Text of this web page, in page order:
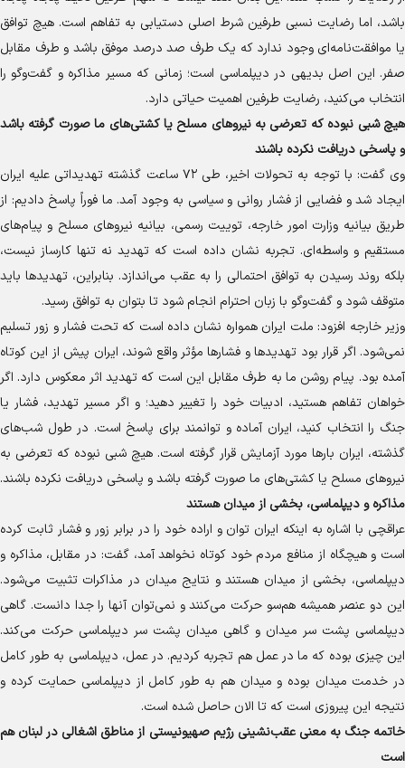
باشد، اما رضایت نسبی طرفین شرط اصلی دستیابی به تفاهم است. هیچ توافق
یا موافقت‌نامه‌ای وجود ندارد که یک طرف صد درصد موفق باشد و طرف مقابل
صفر. این اصل بدیهی در دیپلماسی است؛ زمانی که مسیر مذاکره و گفت‌و‌گو را
انتخاب می‌کنید، رضایت طرفین اهمیت حیاتی دارد.
هیچ شبی نبوده که تعرضی به نیرو‌های مسلح یا کشتی‌های ما صورت گرفته باشد
و پاسخی دریافت نکرده باشند
وی گفت: با توجه به تحولات اخیر، طی ۷۲ ساعت گذشته تهدیداتی علیه ایران
ایجاد شد و فضایی از فشار روانی و سیاسی به وجود آمد. ما فوراً پاسخ دادیم: از
طریق بیانیه وزارت امور خارجه، توییت رسمی، بیانیه نیرو‌های مسلح و پیام‌های
مستقیم و واسطه‌ای. تجربه نشان داده است که تهدید نه تنها کارساز نیست،
بلکه روند رسیدن به توافق احتمالی را به عقب می‌اندازد. بنابراین، تهدید‌ها باید
متوقف شود و گفت‌و‌گو با زبان احترام انجام شود تا بتوان به توافق رسید.
وزیر خارجه افزود: ملت ایران همواره نشان داده است که تحت فشار و زور تسلیم
نمی‌شود. اگر قرار بود تهدید‌ها و فشار‌ها مؤثر واقع شوند، ایران پیش از این کوتاه
آمده بود. پیام روشن ما به طرف مقابل این است که تهدید اثر معکوس دارد. اگر
خواهان تفاهم هستید، ادبیات خود را تغییر دهید؛ و اگر مسیر تهدید، فشار یا
جنگ را انتخاب کنید، ایران آماده و توانمند برای پاسخ است. در طول شب‌های
گذشته، ایران بار‌ها مورد آزمایش قرار گرفته است. هیچ شبی نبوده که تعرضی به
نیرو‌های مسلح یا کشتی‌های ما صورت گرفته باشد و پاسخی دریافت نکرده باشند.
مذاکره و دیپلماسی، بخشی از میدان هستند
عراقچی با اشاره به اینکه ایران توان و اراده خود را در برابر زور و فشار ثابت کرده
است و هیچگاه از منافع مردم خود کوتاه نخواهد آمد، گفت: در مقابل، مذاکره و
دیپلماسی، بخشی از میدان هستند و نتایج میدان در مذاکرات تثبیت می‌شود.
این دو عنصر همیشه هم‌سو حرکت می‌کنند و نمی‌توان آنها را جدا دانست. گاهی
دیپلماسی پشت سر میدان و گاهی میدان پشت سر دیپلماسی حرکت می‌کند.
این چیزی بوده که ما در عمل هم تجربه کردیم. در عمل، دیپلماسی به طور کامل
در خدمت میدان بوده و میدان هم به طور کامل از دیپلماسی حمایت کرده و
نتیجه این پیروزی است که تا الان حاصل شده است.
خاتمه جنگ به معنی عقب‌نشینی رژیم صهیونیستی از مناطق اشغالی در لبنان هم
است